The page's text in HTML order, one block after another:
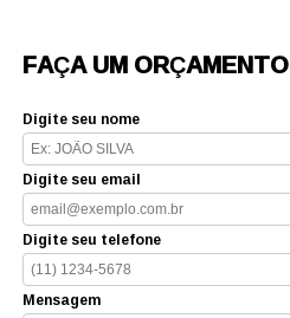
FAÇA UM ORÇAMENTO
Digite seu nome
Digite seu email
Digite seu telefone
Mensagem